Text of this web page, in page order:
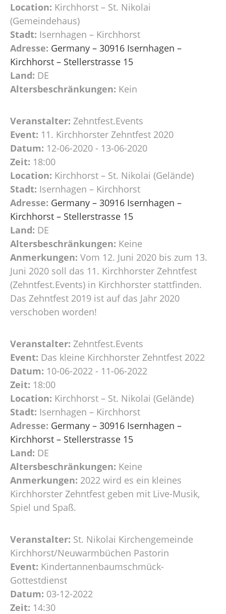
Location: Kirchhorst – St. Nikolai
(Gemeindehaus)
Stadt: Isernhagen – Kirchhorst
Adresse: Germany – 30916 Isernhagen –
Kirchhorst – Stellerstrasse 15
Land: DE
Altersbeschränkungen: Kein
Veranstalter: Zehntfest.Events
Event: 11. Kirchhorster Zehntfest 2020
Datum: 12-06-2020 - 13-06-2020
Zeit: 18:00
Location: Kirchhorst – St. Nikolai (Gelände)
Stadt: Isernhagen – Kirchhorst
Adresse: Germany – 30916 Isernhagen –
Kirchhorst – Stellerstrasse 15
Land: DE
Altersbeschränkungen: Keine
Anmerkungen: Vom 12. Juni 2020 bis zum 13.
Juni 2020 soll das 11. Kirchhorster Zehntfest
(Zehntfest.Events) in Kirchhorster stattfinden.
Das Zehntfest 2019 ist auf das Jahr 2020
verschoben worden!
Veranstalter: Zehntfest.Events
Event: Das kleine Kirchhorster Zehntfest 2022
Datum: 10-06-2022 - 11-06-2022
Zeit: 18:00
Location: Kirchhorst – St. Nikolai (Gelände)
Stadt: Isernhagen – Kirchhorst
Adresse: Germany – 30916 Isernhagen –
Kirchhorst – Stellerstrasse 15
Land: DE
Altersbeschränkungen: Keine
Anmerkungen: 2022 wird es ein kleines
Kirchhorster Zehntfest geben mit Live-Musik,
Spiel und Spaß.
Veranstalter: St. Nikolai Kirchengemeinde
Kirchhorst/Neuwarmbüchen Pastorin
Event: Kindertannenbaumschmück-
Gottestdienst
Datum: 03-12-2022
Zeit: 14:30